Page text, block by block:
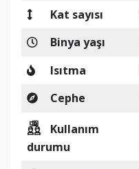
Kat sayısı
Binya yaşı
Isıtma
Cephe
Kullanım
durumu